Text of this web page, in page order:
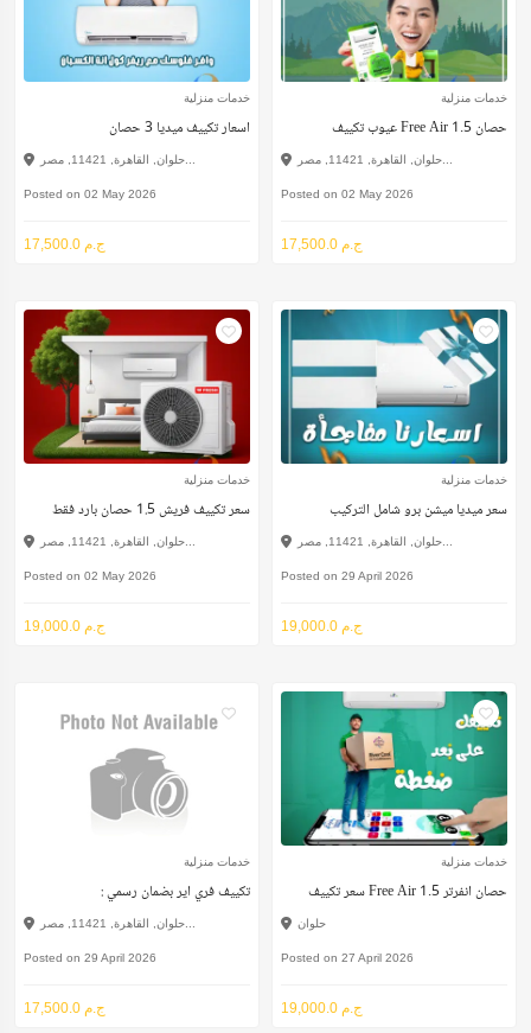
خدمات منزلية
اسعار تكييف ميديا 3 حصان
Posted on 02 May 2026
17,500.0 ج.م
خدمات منزلية
عيوب تكييف Free Air 1.5 حصان
Posted on 02 May 2026
17,500.0 ج.م
خدمات منزلية
سعر تكييف فريش 1.5 حصان بارد فقط
Posted on 02 May 2026
19,000.0 ج.م
خدمات منزلية
سعر ميديا ميشن برو شامل التركيب
Posted on 29 April 2026
19,000.0 ج.م
خدمات منزلية
: تكييف فري اير بضمان رسمي
Posted on 29 April 2026
17,500.0 ج.م
خدمات منزلية
سعر تكييف Free Air 1.5 حصان انفرتر
حلوان
Posted on 27 April 2026
19,000.0 ج.م